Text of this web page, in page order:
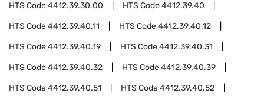
HTS Code4412.39.30.00 HTS Code4412.39.40
HTS Code4412.39.40.11 HTS Code4412.39.40.12
HTS Code4412.39.40.19 HTS Code4412.39.40.31
HTS Code4412.39.40.32 HTS Code4412.39.40.39
HTS Code4412.39.40.51 HTS Code4412.39.40.52